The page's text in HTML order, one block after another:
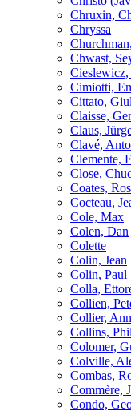
Chruxin,
Chryssa
Chwast,
Cieslewicz,
Cimiotti,
Cittato,
Claisse,
Claus,
Clavé,
Clemente,
Close,
Coates,
Cocteau,
Cole, Max
Colen, Dan
Colette
Colin, Jean
Colin, Paul
Colla,
Collien,
Collier,
Collins, Phil
Colomer,
Colville,
Combas,
Commère,
Condo,